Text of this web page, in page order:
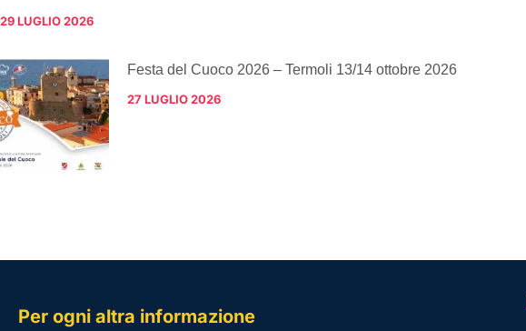
29 LUGLIO 2026
Festa del Cuoco 2026 – Termoli 13/14 ottobre 2026
27 LUGLIO 2026
Per ogni altra informazione